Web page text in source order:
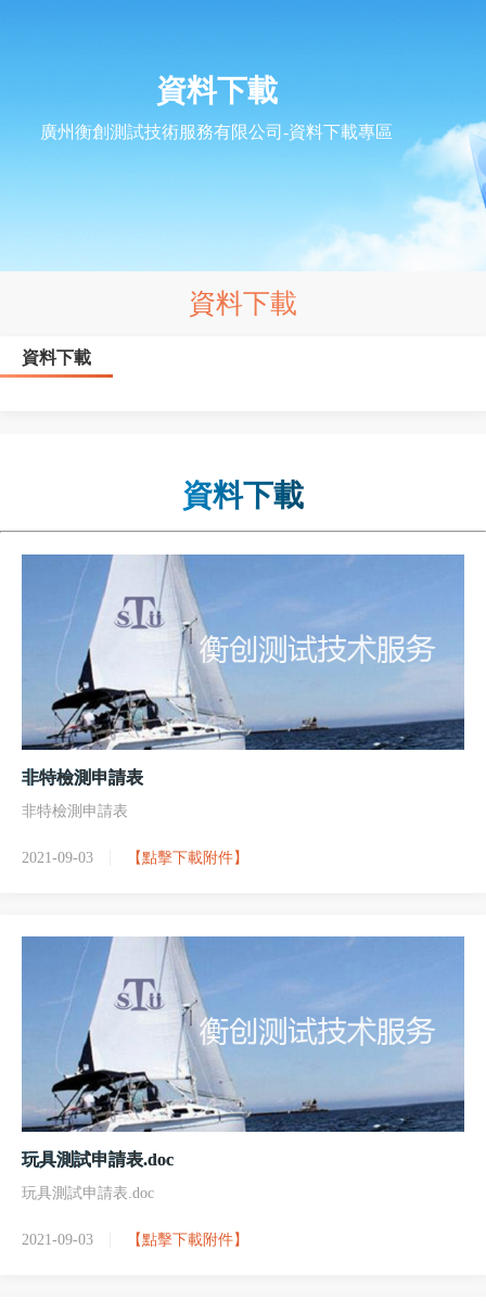
資料下載
廣州衡創測試技術服務有限公司-資料下載專區
資料下載
資料下載
資料下載
非特檢測申請表
非特檢測申請表
2021-09-03 【點擊下載附件】
玩具測試申請表.doc
玩具測試申請表.doc
2021-09-03 【點擊下載附件】